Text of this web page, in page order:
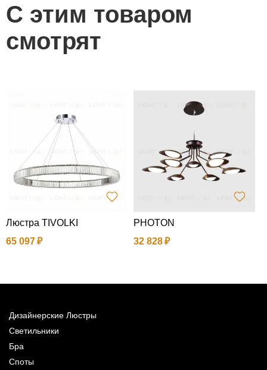
С этим товаром
смотрят
Люстра TIVOLKI
65 097
PHOTON
32 828
Дизайнерские Люстры
Светильники
Бра
Споты